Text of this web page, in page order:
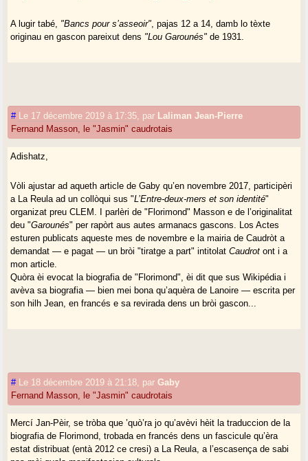
A lugir tabé, "Bancs pour s’asseoir" , pajas 12 a 14, damb lo tèxte
originau en gascon pareixut dens "Lou Garounés" de 1931.
# Le 17 décembre 2019 à 17:35 par Laliman Jean-Pierre
Fernand Masson, le "Jasmin" caudrotais
Adishatz,
Vòli ajustar ad aqueth article de Gaby qu’en novembre 2017, participèri
a La Reula ad un collòqui sus "L’Entre-deux-mers et son identité"
organizat preu CLEM. I parlèri de "Florimond" Masson e de l’originalitat
deu "Garounés" per rapòrt aus autes armanacs gascons. Los Actes
esturen publicats aqueste mes de novembre e la mairia de Caudròt a
demandat — e pagat — un bròi "tiratge a part" intitolatCaudrot ont i a
mon article.
Quòra èi evocat la biografia de "Florimond", èi dit que sus Wikipédia i
avèva sa biografia — bien mei bona qu’aquèra de Lanoire — escrita per
son hilh Jean, en francés e sa revirada dens un bròi gascon...
# Le 18 décembre 2019 à 21:18 parGaby
Fernand Masson, le "Jasmin" caudrotais
Mercí Jan-Pèir, se tròba que ’quò’ra jo qu’avèvi hèit la traduccion de la
biografia de Florimond, trobada en francés dens un fascicule qu’èra
estat distribuat (entà 2012 ce cresi) a La Reula, a l’escasença de sabi